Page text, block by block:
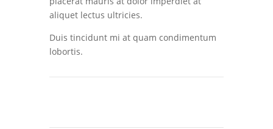
aliquet lectus ultricies.
Duis tincidunt mi at quam condimentum
lobortis.